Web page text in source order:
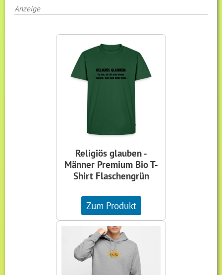
Anzeige
Religiös glauben -
Männer Premium Bio T-
Shirt Flaschengrün
Zum Produkt